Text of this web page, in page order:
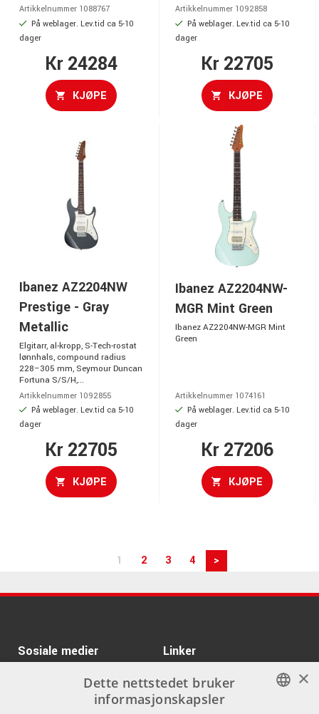
Artikkelnummer 1088767
På weblager. Lev.tid ca 5-10
dager
Kr 24284
KJØPE
Artikkelnummer 1092858
På weblager. Lev.tid ca 5-10
dager
Kr 22705
KJØPE
Ibanez AZ2204NW
Prestige - Gray
Metallic
Elgitarr, al-kropp, S-Tech-rostat
lønnhals, compound radius
228–305 mm, Seymour Duncan
Fortuna S/S/H,...
Artikkelnummer 1092855
På weblager. Lev.tid ca 5-10
dager
Kr 22705
KJØPE
Ibanez AZ2204NW-
MGR Mint Green
Ibanez AZ2204NW-MGR Mint
Green
Artikkelnummer 1074161
På weblager. Lev.tid ca 5-10
dager
Kr 27206
KJØPE
1 2 3 4 >
Sosiale medier Linker
Om Oss
Kontakt oss
×
Dette nettstedet bruker
informasjonskapsler